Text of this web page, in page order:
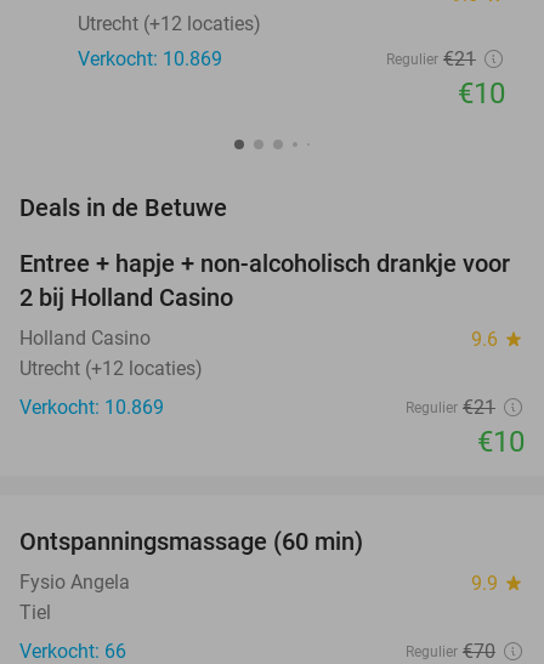
Utrecht (+12 locaties)
Verkocht: 10.869
Regulier €21
€10
Deals in de Betuwe
52%
Entree + hapje + non-alcoholisch drankje voor
2 bij Holland Casino
Holland Casino 9.6 star
Utrecht (+12 locaties)
Verkocht: 10.869
Regulier €21
€10
Ontspanningsmassage (60 min)
Fysio Angela 9.9 star
Tiel
Verkocht: 66
Regulier €70